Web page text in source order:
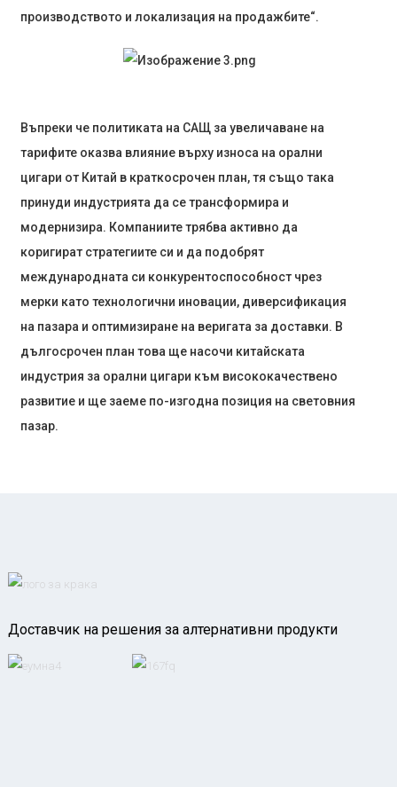
производството и локализация на продажбите“.
Въпреки че политиката на САЩ за увеличаване на
тарифите оказва влияние върху износа на орални
цигари от Китай в краткосрочен план, тя също така
принуди индустрията да се трансформира и
модернизира. Компаниите трябва активно да
коригират стратегиите си и да подобрят
международната си конкурентоспособност чрез
мерки като технологични иновации, диверсификация
на пазара и оптимизиране на веригата за доставки. В
дългосрочен план това ще насочи китайската
индустрия за орални цигари към висококачествено
развитие и ще заеме по-изгодна позиция на световния
пазар.
Доставчик на решения за алтернативни продукти